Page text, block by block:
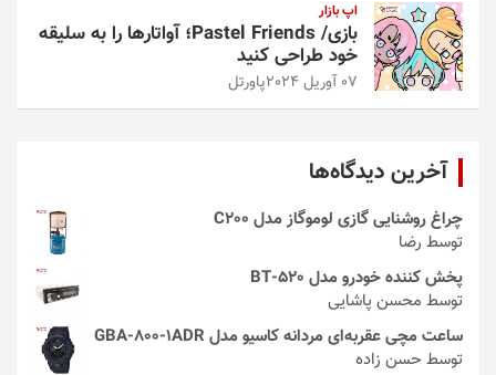
اپ بازار
بازی/ Pastel Friends؛ آواتارها را به سلیقه
خود طراحی کنید
07 آوریل 2024 پاورتل
آخرین دیدگاه‌ها
چراغ روشنایی گازی لوموگاز مدل C200
توسط رضا
پخش کننده خودرو مدل 520-BT
توسط محسن پاشایی
ساعت مچی عقربه‌ای مردانه کاسیو مدل GBA-800-1ADR
توسط حسن زاده